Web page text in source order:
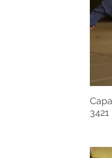
3421